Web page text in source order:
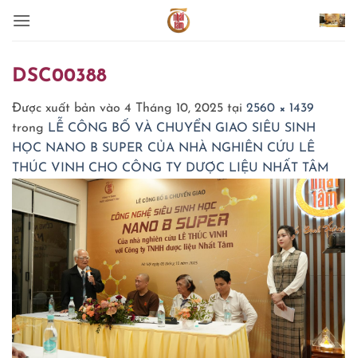
qua
dungDSC00388
Được xuất bản vào 4 Tháng 10, 2025 tại 2560 × 1439
trong LỄ CÔNG BỐ VÀ CHUYỂN GIAO SIÊU SINH
HỌC NANO B SUPER CỦA NHÀ NGHIÊN CỨU LÊ
THÚC VINH CHO CÔNG TY DƯỢC LIỆU NHẤT TÂM